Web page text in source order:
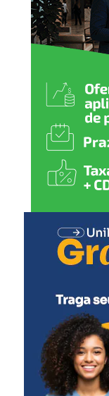
“Este
o
todos
deste